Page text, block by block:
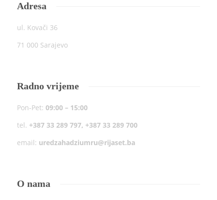
Adresa
ul. Kovači 36
71 000 Sarajevo
Radno vrijeme
Pon-Pet: 09:00 – 15:00
tel. +387 33 289 797, +387 33 289 700
email: uredzahadziumru@rijaset.ba
O nama